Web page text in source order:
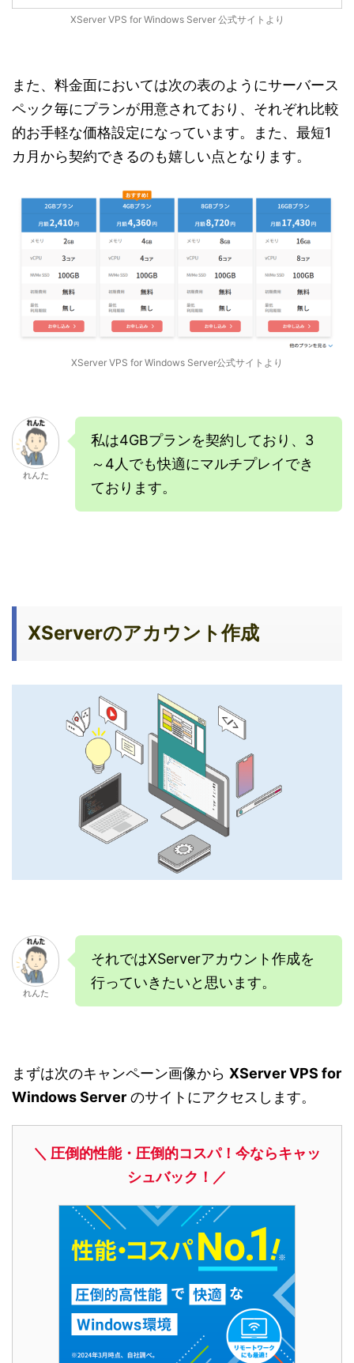
XServer VPS for Windows Server 公式サイトより
また、料金面においては次の表のようにサーバース
ペック毎にプランが用意されており、それぞれ比較
的お手軽な価格設定になっています。また、最短1
カ月から契約できるのも嬉しい点となります。
XServer VPS for Windows Server公式サイトより
れんた
私は4GBプランを契約しており、3
～4人でも快適にマルチプレイでき
ております。
XServerのアカウント作成
れんた
それではXServerアカウント作成を
行っていきたいと思います。
まずは次のキャンペーン画像から XServer VPS for
Windows Server のサイトにアクセスします。
＼ 圧倒的性能・圧倒的コスパ！今ならキャッ
シュバック！／